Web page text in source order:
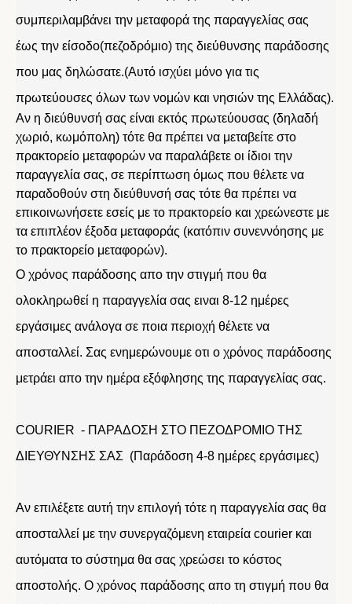
συμπεριλαμβάνει την μεταφορά της παραγγελίας σας
έως την είσοδο(πεζοδρόμιο) της διεύθυνσης παράδοσης
που μας δηλώσατε.(Αυτό ισχύει μόνο για τις
πρωτεύουσες όλων των νομών και νησιών της Ελλάδας).
Αν η διεύθυνσή σας είναι εκτός πρωτεύουσας (δηλαδή
χωριό, κωμόπολη) τότε θα πρέπει να μεταβείτε στο
πρακτορείο μεταφορών να παραλάβετε οι ίδιοι την
παραγγελία σας, σε περίπτωση όμως που θέλετε να
παραδοθούν στη διεύθυνσή σας τότε θα πρέπει να
επικοινωνήσετε εσείς με το πρακτορείο και χρεώνεστε με
τα επιπλέον έξοδα μεταφοράς (κατόπιν συνεννόησης με
το πρακτορείο μεταφορών).
Ο χρόνος παράδοσης απο την στιγμή που θα
ολοκληρωθεί η παραγγελία σας ειναι 8-12 ημέρες
εργάσιμες ανάλογα σε ποια περιοχή θέλετε να
αποσταλλεί. Σας ενημερώνουμε οτι ο χρόνος παράδοσης
μετράει απο την ημέρα εξόφλησης της παραγγελίας σας.
COURIER - ΠΑΡΑΔΟΣΗ ΣΤΟ ΠΕΖΟΔΡΟΜΙΟ ΤΗΣ
ΔΙΕΥΘΥΝΣΗΣ ΣΑΣ (Παράδοση 4-8 ημέρες εργάσιμες)
Αν επιλέξετε αυτή την επιλογή τότε η παραγγελία σας θα
αποσταλλεί με την συνεργαζόμενη εταιρεία courier και
αυτόματα το σύστημα θα σας χρεώσει το κόστος
αποστολής. Ο χρόνος παράδοσης απο τη στιγμή που θα